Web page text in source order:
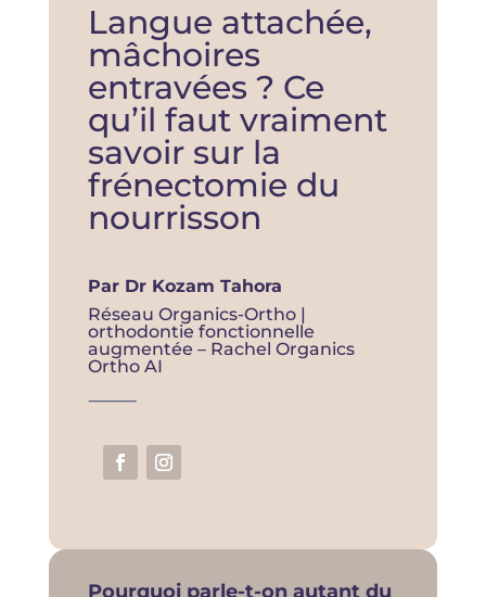
Langue attachée,
mâchoires
entravées ? Ce
qu’il faut vraiment
savoir sur la
frénectomie du
nourrisson
Par Dr Kozam Tahora
Réseau Organics-Ortho |
orthodontie fonctionnelle
augmentée – Rachel Organics
Ortho AI
⸻
Pourquoi parle-t-on autant du